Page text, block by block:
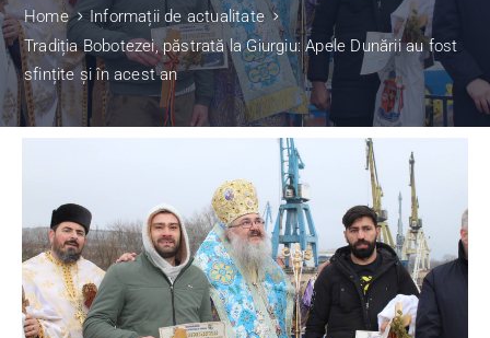
Home
Informații de actualitate
Tradiția Bobotezei, păstrată la Giurgiu: Apele Dunării au fost
sfințite și în acest an